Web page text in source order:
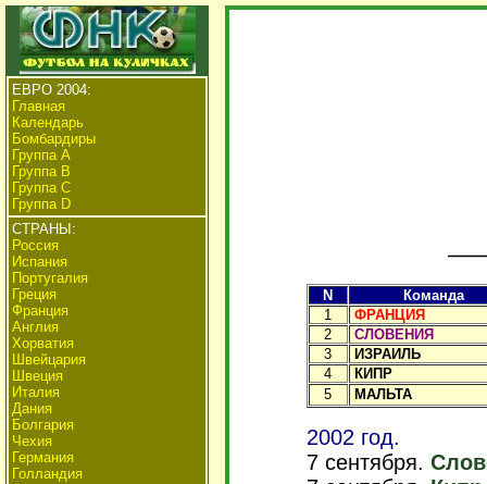
ЕВРО 2004:
Главная
Календарь
Бомбардиры
Группа A
Группа B
Группа C
Группа D
СТРАНЫ:
Россия
Испания
Португалия
Греция
Франция
Англия
Хорватия
Швейцария
Швеция
Италия
Дания
Болгария
Чехия
Германия
Голландия
N
Команда
1
ФРАНЦИЯ
2
СЛОВЕНИЯ
3
ИЗРАИЛЬ
4
КИПР
5
МАЛЬТА
2002 год.
7 сентября.